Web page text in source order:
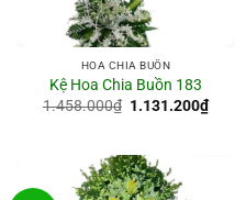
HOA CHIA BUỒN
Kệ Hoa Chia Buồn 183
1.458.000₫ Giá
1.131.200₫Giá
hiện